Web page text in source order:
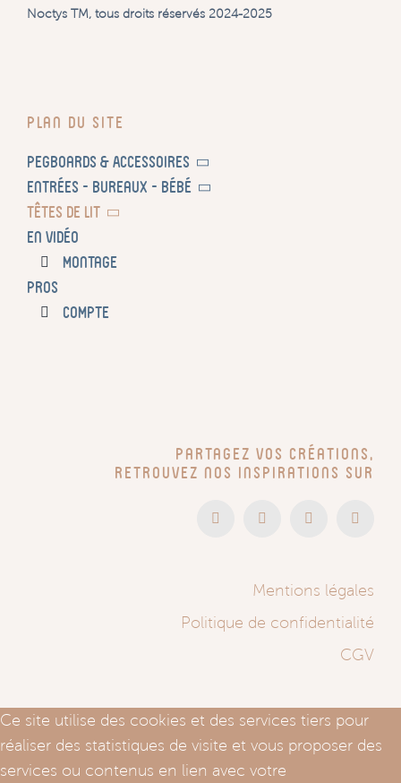
Noctys TM, tous droits réservés 2024-2025
Plan du site
Pegboards & Accessoires
Entrées – Bureaux – Bébé
Têtes de lit
En vidéo
Montage
PROS
COMPTE
Partagez vos créations,
retrouvez nos inspirations sur
Mentions légales
Politique de confidentialité
CGV
Ce site utilise des cookies et des services tiers pour
réaliser des statistiques de visite et vous proposer des
services ou contenus en lien avec votre